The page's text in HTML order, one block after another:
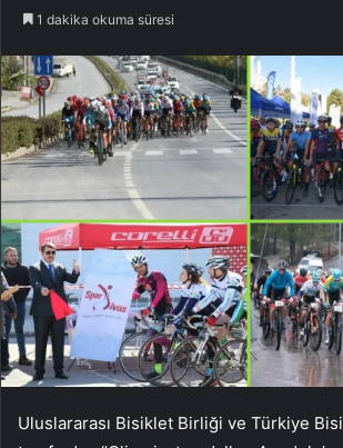
1 dakika okuma süresi
Uluslararası Bisiklet Birliği ve Türkiye